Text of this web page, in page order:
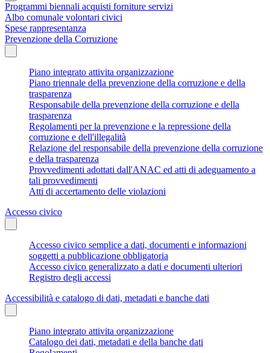
Programmi biennali acquisti forniture servizi
Albo comunale volontari civici
Spese rappresentanza
Prevenzione della Corruzione
Piano integrato attivita organizzazione
Piano triennale della prevenzione della corruzione e della
trasparenza
Responsabile della prevenzione della corruzione e della
trasparenza
Regolamenti per la prevenzione e la repressione della
corruzione e dell'illegalità
Relazione del responsabile della prevenzione della corruzione
e della trasparenza
Provvedimenti adottati dall'ANAC ed atti di adeguamento a
tali provvedimenti
Atti di accertamento delle violazioni
Accesso civico
Accesso civico semplice a dati, documenti e informazioni
soggetti a pubblicazione obbligatoria
Accesso civico generalizzato a dati e documenti ulteriori
Registro degli accessi
Accessibilità e catalogo di dati, metadati e banche dati
Piano integrato attivita organizzazione
Catalogo dei dati, metadati e della banche dati